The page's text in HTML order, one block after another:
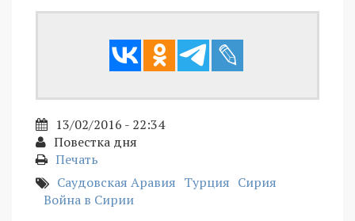
13/02/2016 - 22:34
Повестка дня
Печать
Саудовская Аравия Турция Сирия
Война в Сирии